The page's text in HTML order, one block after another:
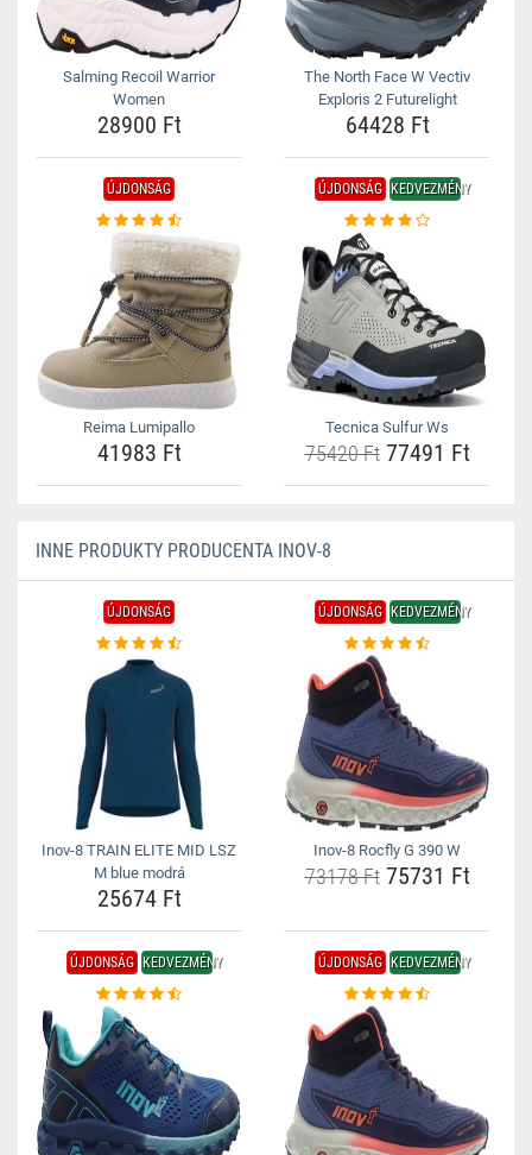
Salming Recoil Warrior
Women
28900 Ft
The North Face W Vectiv
Exploris 2 Futurelight
64428 Ft
ÚJDONSÁG
Reima Lumipallo
41983 Ft
ÚJDONSÁG KEDVEZMÉNY
Tecnica Sulfur Ws
75420 Ft77491 Ft
INNE PRODUKTY PRODUCENTA INOV-8
ÚJDONSÁG
Inov-8 TRAIN ELITE MID LSZ
M blue modrá
25674 Ft
ÚJDONSÁG KEDVEZMÉNY
Inov-8 Rocfly G 390 W
73178 Ft75731 Ft
ÚJDONSÁG KEDVEZMÉNY ÚJDONSÁG KEDVEZMÉNY